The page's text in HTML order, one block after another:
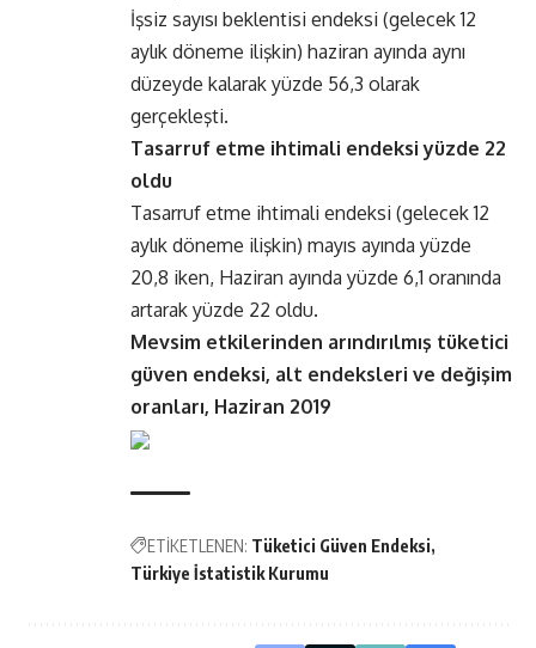
İşsiz sayısı beklentisi endeksi (gelecek 12
aylık döneme ilişkin) haziran ayında aynı
düzeyde kalarak yüzde 56,3 olarak
gerçekleşti.
Tasarruf etme ihtimali endeksi yüzde 22
oldu
Tasarruf etme ihtimali endeksi (gelecek 12
aylık döneme ilişkin) mayıs ayında yüzde
20,8 iken, Haziran ayında yüzde 6,1 oranında
artarak yüzde 22 oldu.
Mevsim etkilerinden arındırılmış tüketici
güven endeksi, alt endeksleri ve değişim
oranları, Haziran 2019
ETİKETLENEN: Tüketici Güven Endeksi
Türkiye İstatistik Kurumu